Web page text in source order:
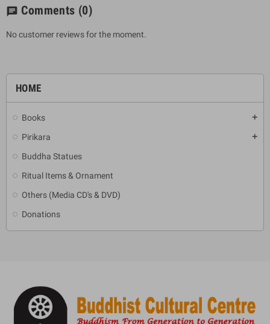
HOME
Books add
Pirikara add
Buddha Statues
Ritual Items & Ornament
Others (Media CD's & DVD)
Donations
chat Comments (0)
No customer reviews for the moment.